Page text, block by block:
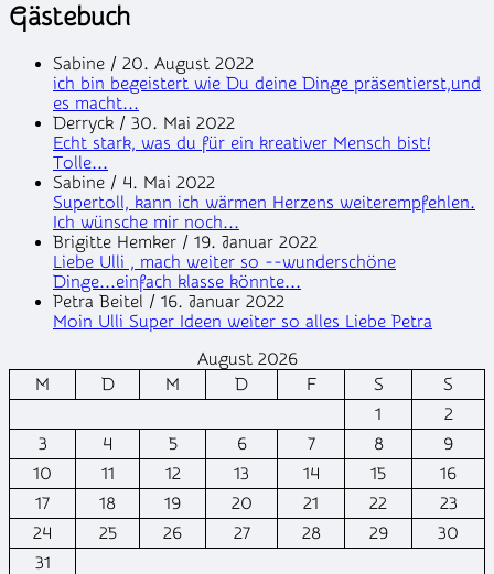
Gästebuch
Sabine / 20. August 2022
ich bin begeistert wie Du deine Dinge präsentierst,und
es macht...
Derryck / 30. Mai 2022
Echt stark, was du für ein kreativer Mensch bist!
Tolle...
Sabine / 4. Mai 2022
Supertoll, kann ich wärmen Herzens weiterempfehlen.
Ich wünsche mir noch...
Brigitte Hemker / 19. Januar 2022
Liebe Ulli , mach weiter so --wunderschöne
Dinge...einfach klasse könnte...
Petra Beitel / 16. Januar 2022
Moin Ulli Super Ideen weiter so alles Liebe Petra
August 2026
M
D M D F S
S
1
2
3
4 5 6 7 8
9
10
11 12 13 14 15
16
17
18 19 20 21 22
23
24
25 26 27 28 29
30
31